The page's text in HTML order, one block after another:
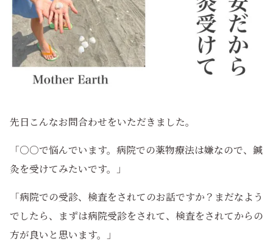
先日こんなお問合わせをいただきました。
「○○で悩んでいます。病院での薬物療法は嫌なので、鍼
灸を受けてみたいです。」
「病院での受診、検査をされてのお話ですか？まだなよう
でしたら、まずは病院受診をされて、検査をされてからの
方が良いと思います。」